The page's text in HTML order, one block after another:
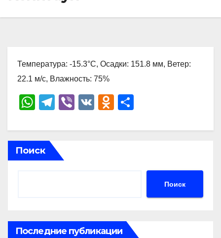
Температура: -15.3°C, Осадки: 151.8 мм, Ветер:
22.1 м/с, Влажность: 75%
W
at
s
A
T
e
gr
a
Vi
er
V
O
n
ki
р
ть
Поиск
Поиск
Последние публикации